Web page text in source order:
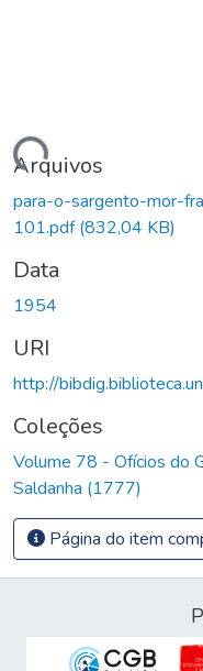
Arquivos
para-o-sargento-mor-
101.pdf(832,04 KB)
Data
1954
URI
http://
Coleções
Volume 78 - Ofícios do
Saldanha (1777)
Página do item